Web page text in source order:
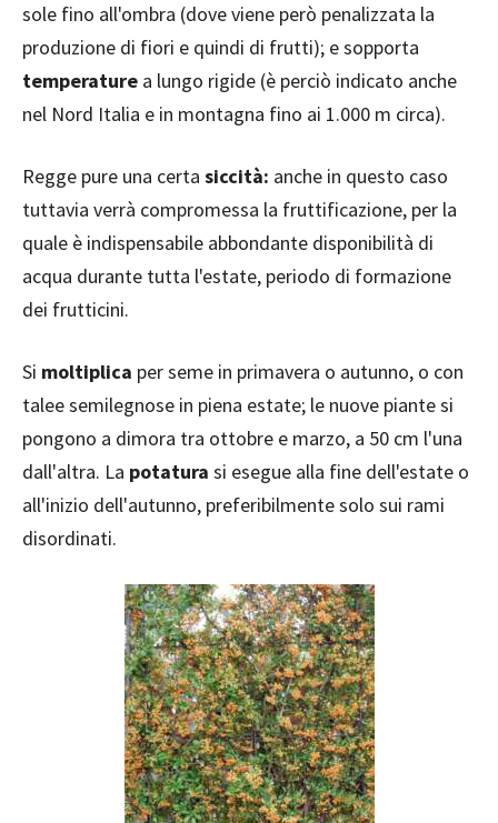
sole fino all'ombra (dove viene però penalizzata la
produzione di fiori e quindi di frutti); e sopporta
temperature a lungo rigide (è perciò indicato anche
nel Nord Italia e in montagna fino ai 1.000 m circa).
Regge pure una certa siccità: anche in questo caso
tuttavia verrà compromessa la fruttificazione, per la
quale è indispensabile abbondante disponibilità di
acqua durante tutta l'estate, periodo di formazione
dei frutticini.
Si moltiplica per seme in primavera o autunno, o con
talee semilegnose in piena estate; le nuove piante si
pongono a dimora tra ottobre e marzo, a 50 cm l'una
dall'altra. La potatura si esegue alla fine dell'estate o
all'inizio dell'autunno, preferibilmente solo sui rami
disordinati.